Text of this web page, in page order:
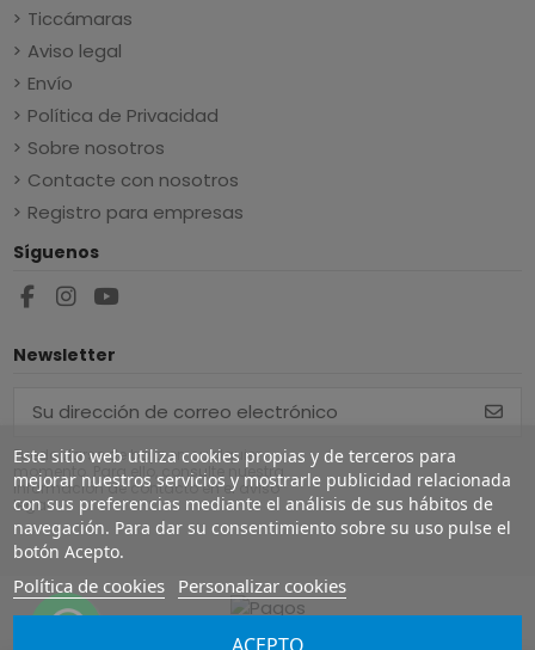
Ticcámaras
Aviso legal
Envío
Política de Privacidad
Sobre nosotros
Contacte con nosotros
Registro para empresas
Este sitio web utiliza cookies propias y de terceros para
mejorar nuestros servicios y mostrarle publicidad relacionada
con sus preferencias mediante el análisis de sus hábitos de
navegación. Para dar su consentimiento sobre su uso pulse el
botón Acepto.
Política de cookies Personalizar cookies
Síguenos
Newsletter
Puede darse de baja en cualquier
momento. Para ello, consulte nuestra
información de contacto en el aviso
legal.